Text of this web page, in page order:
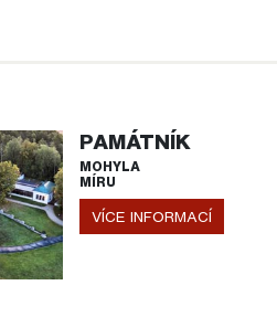
PAMÁTNÍK
MOHYLA
MÍRU
VÍCE INFORMACÍ